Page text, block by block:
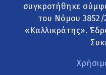
συγκροτήθηκε
του Νόμου
«Καλλικράτης».